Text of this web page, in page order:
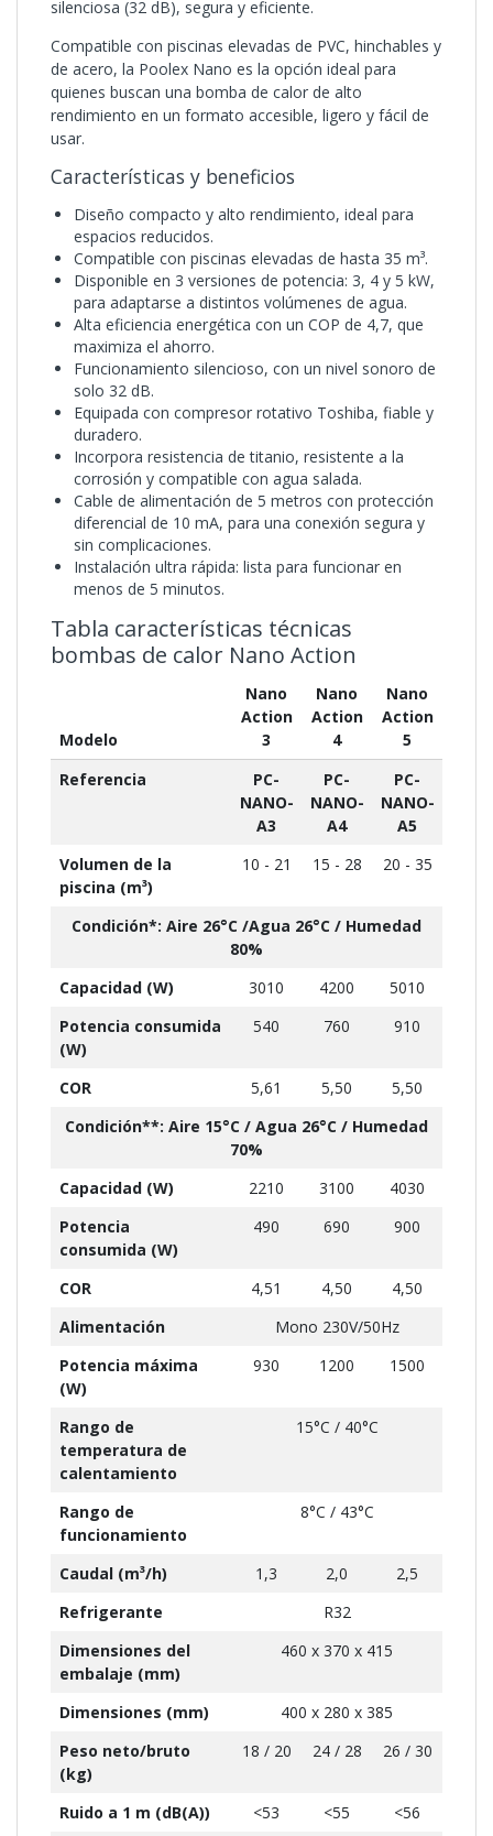
silenciosa (32 dB), segura y eficiente.
Compatible con piscinas elevadas de PVC, hinchables y
de acero, la Poolex Nano es la opción ideal para
quienes buscan una bomba de calor de alto
rendimiento en un formato accesible, ligero y fácil de
usar.
Características y beneficios
Diseño compacto y alto rendimiento, ideal para
espacios reducidos.
Compatible con piscinas elevadas de hasta 35 m³.
Disponible en 3 versiones de potencia: 3, 4 y 5 kW,
para adaptarse a distintos volúmenes de agua.
Alta eficiencia energética con un COP de 4,7, que
maximiza el ahorro.
Funcionamiento silencioso, con un nivel sonoro de
solo 32 dB.
Equipada con compresor rotativo Toshiba, fiable y
duradero.
Incorpora resistencia de titanio, resistente a la
corrosión y compatible con agua salada.
Cable de alimentación de 5 metros con protección
diferencial de 10 mA, para una conexión segura y
sin complicaciones.
Instalación ultra rápida: lista para funcionar en
menos de 5 minutos.
Tabla características técnicas
bombas de calor Nano Action
Modelo
Nano
Action
3
Nano
Action
4
Nano
Action
5
Referencia
PC-
NANO-
A3
PC-
NANO-
A4
PC-
NANO-
A5
Volumen de la
piscina (m³)
10 - 21 15 - 28 20 - 35
Condición*: Aire 26°C /Agua 26°C / Humedad
80%
Capacidad (W)
3010 4200
5010
Potencia consumida
(W)
540 760 910
COR 5,61 5,50
5,50
Condición**: Aire 15°C / Agua 26°C / Humedad
70%
Capacidad (W)
2210 3100
4030
Potencia
consumida (W)
490 690 900
COR 4,51 4,50
4,50
Alimentación
Mono 230V/50Hz
Potencia máxima
(W)
930 1200 1500
Rango de
temperatura de
calentamiento
15°C / 40°C
Rango de
funcionamiento
8°C / 43°C
Caudal (m³/h) 1,3 2,0
2,5
Refrigerante
R32
Dimensiones del
embalaje (mm)
460 x 370 x 415
Dimensiones (mm)
400 x 280 x 385
Peso neto/bruto
(kg)
18 / 20 24 / 28 26 / 30
Ruido a 1 m (dB(A)) <53 <55
<56